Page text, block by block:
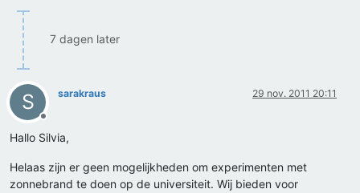
7 dagen later
S
Offline
sarakraus 29 nov. 2011 20:11
Hallo Silvia,
Helaas zijn er geen mogelijkheden om experimenten met
zonnebrand te doen op de universiteit. Wij bieden voor